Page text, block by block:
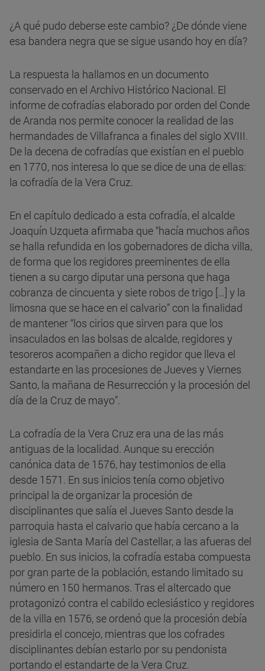
¿A qué pudo deberse este cambio? ¿De dónde viene
esa bandera negra que se sigue usando hoy en día?
La respuesta la hallamos en un documento
conservado en el Archivo Histórico Nacional. El
informe de cofradías elaborado por orden del Conde
de Aranda nos permite conocer la realidad de las
hermandades de Villafranca a finales del siglo XVIII.
De la decena de cofradías que existían en el pueblo
en 1770, nos interesa lo que se dice de una de ellas:
la cofradía de la Vera Cruz.
En el capítulo dedicado a esta cofradía, el alcalde
Joaquín Uzqueta afirmaba que “hacía muchos años
se halla refundida en los gobernadores de dicha villa,
de forma que los regidores preeminentes de ella
tienen a su cargo diputar una persona que haga
cobranza de cincuenta y siete robos de trigo […] y la
limosna que se hace en el calvario” con la finalidad
de mantener “los cirios que sirven para que los
insaculados en las bolsas de alcalde, regidores y
tesoreros acompañen a dicho regidor que lleva el
estandarte en las procesiones de Jueves y Viernes
Santo, la mañana de Resurrección y la procesión del
día de la Cruz de mayo”.
La cofradía de la Vera Cruz era una de las más
antiguas de la localidad. Aunque su erección
canónica data de 1576, hay testimonios de ella
desde 1571. En sus inicios tenía como objetivo
principal la de organizar la procesión de
disciplinantes que salía el Jueves Santo desde la
parroquia hasta el calvario que había cercano a la
iglesia de Santa María del Castellar, a las afueras del
pueblo. En sus inicios, la cofradía estaba compuesta
por gran parte de la población, estando limitado su
número en 150 hermanos. Tras el altercado que
protagonizó contra el cabildo eclesiástico y regidores
de la villa en 1576, se ordenó que la procesión debía
presidirla el concejo, mientras que los cofrades
disciplinantes debían estarlo por su pendonista
portando el estandarte de la Vera Cruz.